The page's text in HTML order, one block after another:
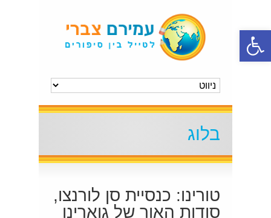
פתח סרגל נגישות
בלוג
טורינו: כנסיית סן לורנצו,
סודות האור של גוארינו